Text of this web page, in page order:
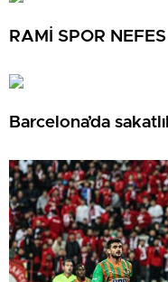
RAMİ SPOR
Barcelona’da